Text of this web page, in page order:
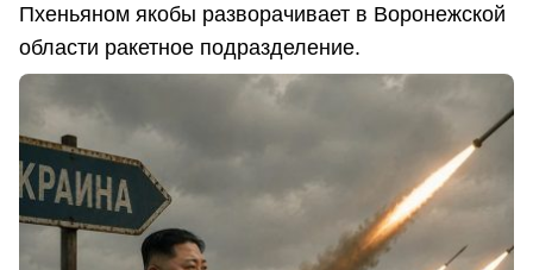
Пхеньяном якобы разворачивает в Воронежской
области ракетное подразделение.